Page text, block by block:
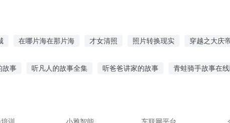
在哪片海在那片海 才女清照 照片转换现实 穿越之大庆
故事 听凡人的故事全集 听爸爸讲家的故事 青蛙骑手故事在
训 小雅智能 车联网平台